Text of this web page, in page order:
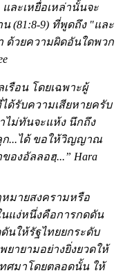
ละเหยื่อเหล่านั้นจะ
(81:8-9) ที่พูดถึง "และ
ด้วยความผิดอันใดพวก
รือน โดยเฉพาะผู้
ด้รับความเสียหายครับ
ไม่ทันจะแห้ง นึกถึง
ก...ได้ ขอให้วิญญาณ
องอัลลอฮฺ...” Hara
หมายสงครามหรือ
แง่หนึ่งคือการกดดัน
นให้รัฐไทยยกระดับ
ายามอย่างยิ่งยวดให้
ศมาโดยตลอดนั้น ให้